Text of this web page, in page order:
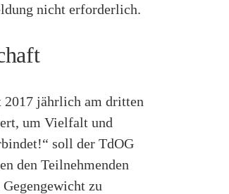
nicht erforderlich.
jährlich am dritten
um Vielfalt und
soll der TdOG
den Teilnehmenden
zu